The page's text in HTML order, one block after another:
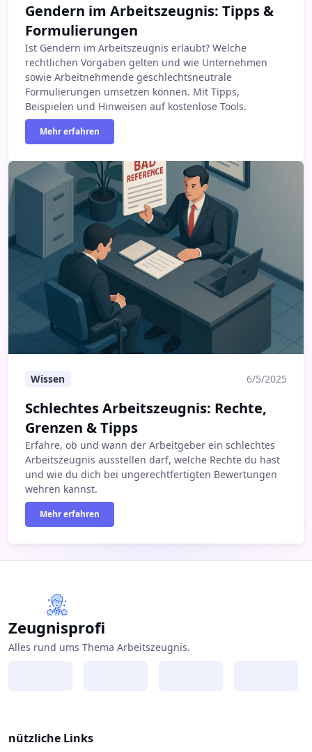
Gendern im Arbeitszeugnis: Tipps &
Formulierungen
Ist Gendern im Arbeitszeugnis erlaubt? Welche
rechtlichen Vorgaben gelten und wie Unternehmen
sowie Arbeitnehmende geschlechtsneutrale
Formulierungen umsetzen können. Mit Tipps,
Beispielen und Hinweisen auf kostenlose Tools.
Mehr erfahren
Schlechtes Arbeitszeugnis: Rechte, Grenzen & Tipps
Wissen 6/5/2025
Schlechtes Arbeitszeugnis: Rechte,
Grenzen & Tipps
Erfahre, ob und wann der Arbeitgeber ein schlechtes
Arbeitszeugnis ausstellen darf, welche Rechte du hast
und wie du dich bei ungerechtfertigten Bewertungen
wehren kannst.
Mehr erfahren
Zeugnisprofi
Alles rund ums Thema Arbeitszeugnis.
nützliche Links